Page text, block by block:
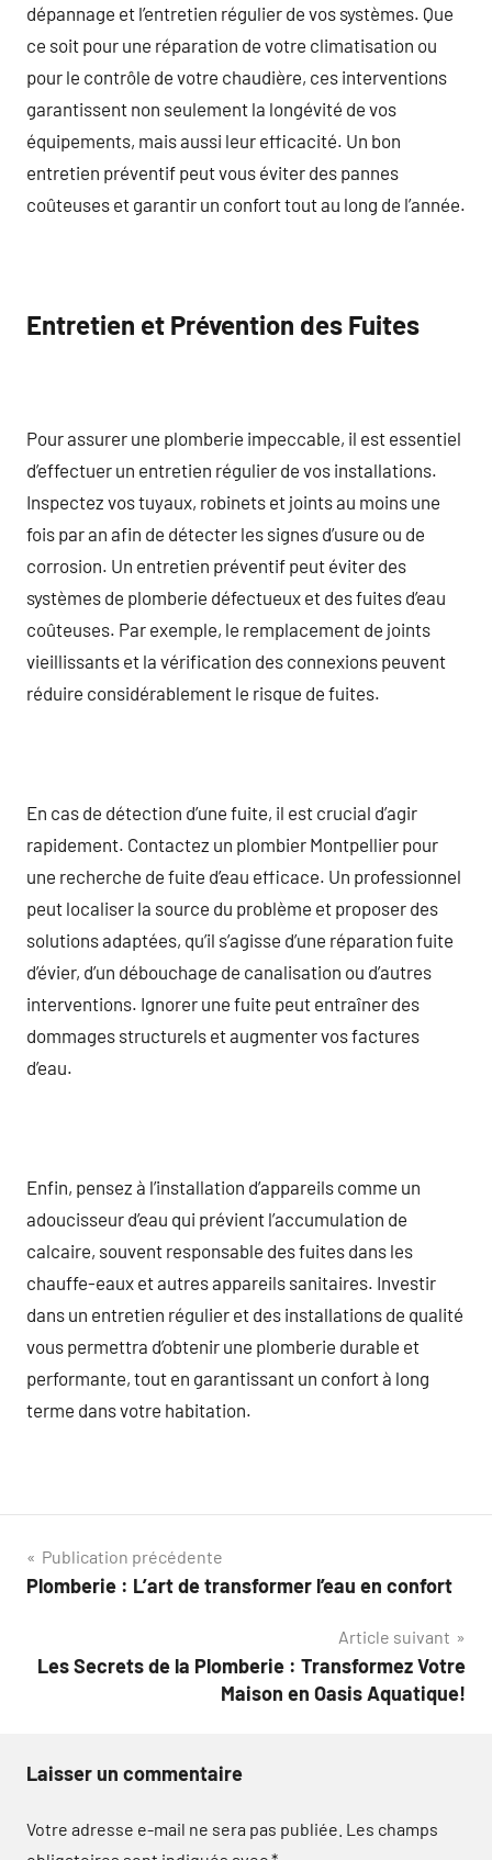
dépannage et l’entretien régulier de vos systèmes. Que
ce soit pour une réparation de votre climatisation ou
pour le contrôle de votre chaudière, ces interventions
garantissent non seulement la longévité de vos
équipements, mais aussi leur efficacité. Un bon
entretien préventif peut vous éviter des pannes
coûteuses et garantir un confort tout au long de l’année.
Entretien et Prévention des Fuites
Pour assurer une plomberie impeccable, il est essentiel
d’effectuer un entretien régulier de vos installations.
Inspectez vos tuyaux, robinets et joints au moins une
fois par an afin de détecter les signes d’usure ou de
corrosion. Un entretien préventif peut éviter des
systèmes de plomberie défectueux et des fuites d’eau
coûteuses. Par exemple, le remplacement de joints
vieillissants et la vérification des connexions peuvent
réduire considérablement le risque de fuites.
En cas de détection d’une fuite, il est crucial d’agir
rapidement. Contactez un plombier Montpellier pour
une recherche de fuite d’eau efficace. Un professionnel
peut localiser la source du problème et proposer des
solutions adaptées, qu’il s’agisse d’une réparation fuite
d’évier, d’un débouchage de canalisation ou d’autres
interventions. Ignorer une fuite peut entraîner des
dommages structurels et augmenter vos factures
d’eau.
Enfin, pensez à l’installation d’appareils comme un
adoucisseur d’eau qui prévient l’accumulation de
calcaire, souvent responsable des fuites dans les
chauffe-eaux et autres appareils sanitaires. Investir
dans un entretien régulier et des installations de qualité
vous permettra d’obtenir une plomberie durable et
performante, tout en garantissant un confort à long
terme dans votre habitation.
Navigation
de
Publication précédente
Plomberie : L’art de transformer l’eau en confort
Article suivant
Les Secrets de la Plomberie : Transformez Votre
Maison en Oasis Aquatique!
Laisser un commentaire
Votre adresse e-mail ne sera pas publiée. Les champs